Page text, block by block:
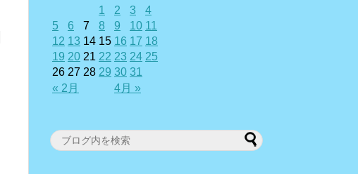
« 2月 4月 »
1 2 3
4
5
6 7 8 9 10 11
12 13 14 15 16 17 18
19 20 21 22 23 24 25
26 27 28 29 30 31